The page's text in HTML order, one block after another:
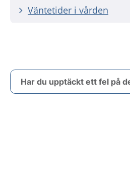
Väntetider i vården
Har du upptäckt ett fel på